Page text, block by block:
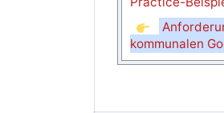
kommunalen